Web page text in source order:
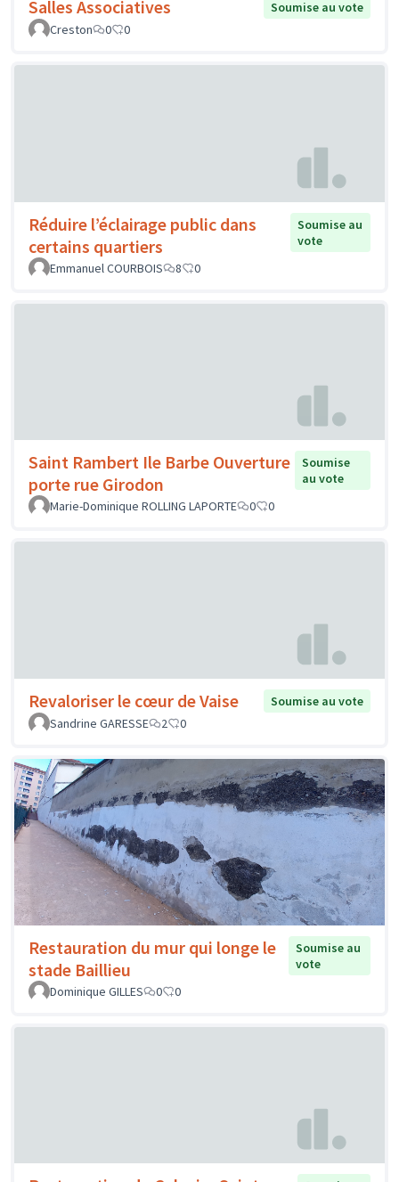
Salles Associatives
Soumise au vote
Creston
0 0
Réduire l’éclairage public dans
certains quartiers
Soumise au
vote
Emmanuel COURBOIS
8 0
Saint Rambert Ile Barbe Ouverture
porte rue Girodon
Soumise
au vote
Marie-Dominique ROLLING LAPORTE
0 0
Revaloriser le cœur de Vaise
Soumise au vote
Sandrine GARESSE
2 0
Restauration du mur qui longe le
stade Baillieu
Soumise au
vote
Dominique GILLES
0 0